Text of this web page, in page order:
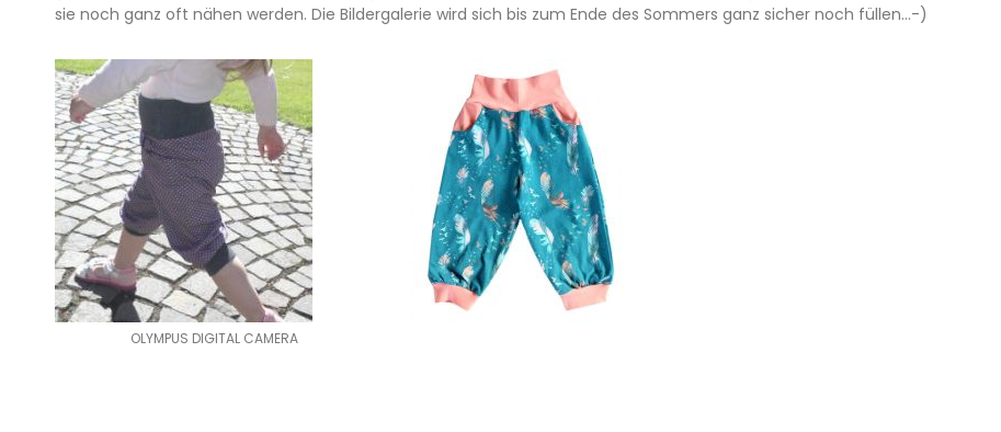
sie noch ganz oft nähen werden. Die Bildergalerie wird sich bis zum Ende des Sommers ganz sicher noch füllen…-)
OLYMPUS DIGITAL CAMERA